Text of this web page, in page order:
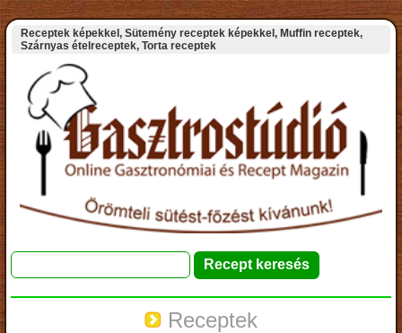
Receptek képekkel, Sütemény receptek képekkel, Muffin receptek,
Szárnyas ételreceptek, Torta receptek
Receptek